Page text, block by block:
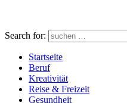
Search for:
Startseite
Beruf
Kreativität
Reise & Freizeit
Gesundheit